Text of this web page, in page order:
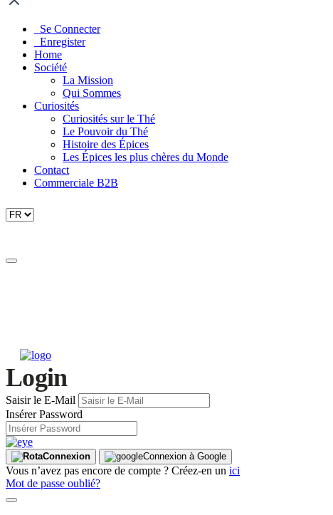
Se Connecter
Enregister
Home
Société
La Mission
Qui Sommes
Curiosités
Curiosités sur le Thé
Le Pouvoir du Thé
Histoire des Épices
Les Épices les plus chères du Monde
Contact
Commerciale B2B
Login
Saisir le E-Mail
Insérer Password
Connexion Connexion à Google
Vous n’avez pas encore de compte ? Créez-en un ici
Mot de passe oublié?